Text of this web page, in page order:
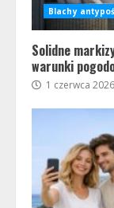
Blachy
Solidne
warunki
1 czerwca 2026